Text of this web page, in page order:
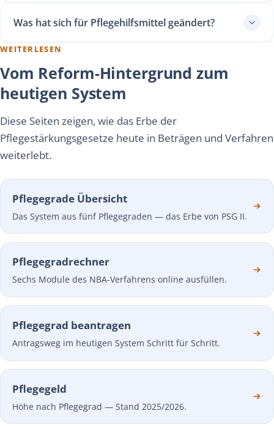
Was hat sich für Pflegehilfsmittel geändert?
WEITERLESEN
Vom Reform-Hintergrund zum
heutigen System
Diese Seiten zeigen, wie das Erbe der
Pflegestärkungsgesetze heute in Beträgen und Verfahren
weiterlebt.
Pflegegrade Übersicht
Das System aus fünf Pflegegraden — das Erbe von PSG II.
Pflegegradrechner
Sechs Module des NBA-Verfahrens online ausfüllen.
Pflegegrad beantragen
Antragsweg im heutigen System Schritt für Schritt.
Pflegegeld
Höhe nach Pflegegrad — Stand 2025/2026.